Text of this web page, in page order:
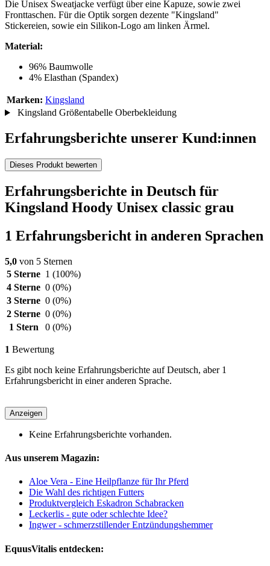
Die Unisex Sweatjacke verfügt über eine Kapuze, sowie zwei
Fronttaschen. Für die Optik sorgen dezente "Kingsland"
Stickereien, sowie ein Silikon-Logo am linken Ärmel.
Material:
96% Baumwolle
4% Elasthan (Spandex)
Marken: Kingsland
Kingsland Größentabelle Oberbekleidung
Erfahrungsberichte unserer Kund:innen
Dieses Produkt bewerten
Erfahrungsberichte in Deutsch für
Kingsland Hoody Unisex classic grau
1 Erfahrungsbericht in anderen Sprachen
5,0 von 5 Sternen
5 Sterne 1 (100%)
4 Sterne 0 (0%)
3 Sterne 0 (0%)
2 Sterne 0 (0%)
1 Stern
0 (0%)
1 Bewertung
Es gibt noch keine Erfahrungsberichte auf Deutsch, aber 1
Erfahrungsbericht in einer anderen Sprache.
Anzeigen
Keine Erfahrungsberichte vorhanden.
Aus unserem Magazin:
Aloe Vera - Eine Heilpflanze für Ihr Pferd
Die Wahl des richtigen Futters
Produktvergleich Eskadron Schabracken
Leckerlis - gute oder schlechte Idee?
Ingwer - schmerzstillender Entzündungshemmer
EquusVitalis entdecken: